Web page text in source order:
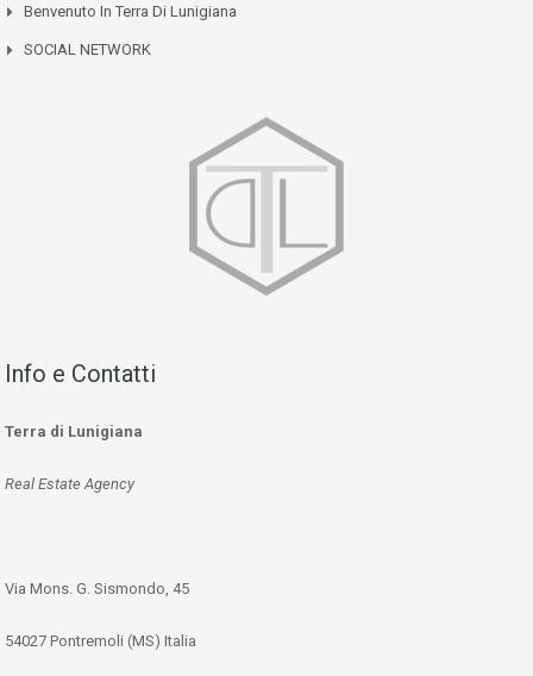
Benvenuto In Terra Di Lunigiana
SOCIAL NETWORK
Info e Contatti
Terra di Lunigiana
Real Estate Agency
Via Mons. G. Sismondo, 45
54027 Pontremoli (MS) Italia